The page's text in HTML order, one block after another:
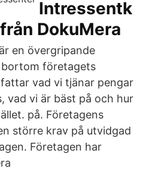
Intressentk
DokuMera
en övergripande
företagets
vad vi tjänar pengar
vad vi är bäst på och hur
på. Företagens
större krav på utvidgad
Företagen har